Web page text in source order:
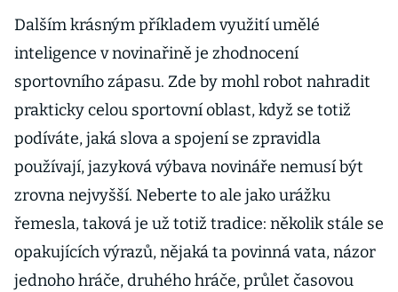
Dalším krásným příkladem využití umělé
inteligence v novinařině je zhodnocení
sportovního zápasu. Zde by mohl robot nahradit
prakticky celou sportovní oblast, když se totiž
podíváte, jaká slova a spojení se zpravidla
používají, jazyková výbava novináře nemusí být
zrovna nejvyšší. Neberte to ale jako urážku
řemesla, taková je už totiž tradice: několik stále se
opakujících výrazů, nějaká ta povinná vata, názor
jednoho hráče, druhého hráče, průlet časovou